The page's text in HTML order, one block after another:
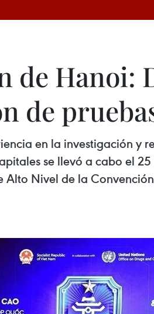
de Hanoi:
de
en la investigación y
se llevó a cabo el
Alto Nivel de la